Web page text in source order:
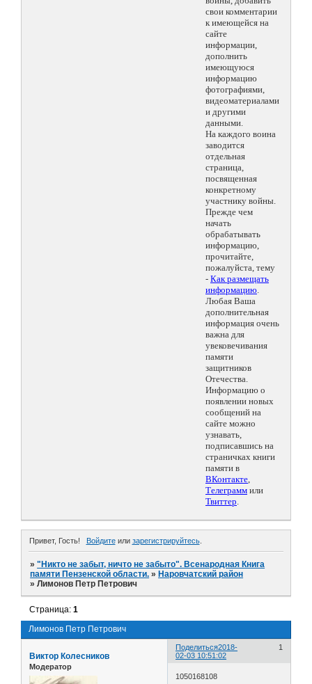
свои комментарии
к имеющейся на
сайте
информации,
дополнить
имеющуюся
информацию
фотографиями,
видеоматериалами
и другими
данными.
На каждого воина
заводится
отдельная
страница,
посвященная
конкретному
участнику войны.
Прежде чем
начать
обрабатывать
информацию,
прочитайте,
пожалуйста, тему
- Как размещать
информацию.
Любая Ваша
дополнительная
информация очень
важна для
увековечивания
памяти
защитников
Отечества.
Информацию о
появлении новых
сообщений на
сайте можно
узнавать,
подписавшись на
страничках книги
памяти в
ВКонтакте,
Телеграмм или
Твиттер.
Привет, Гость! Войдитеили зарегистрируйтесь.
»"Никто не забыт, ничто не забыто". Всенародная Книга
памяти Пензенской области. » Наровчатский район
»Лимонов Петр Петрович
Лимонов Петр Петрович
Страница:1
Поделиться 1
2018-
02-03 10:51:02
Виктор Колесников
Модератор
1050168108